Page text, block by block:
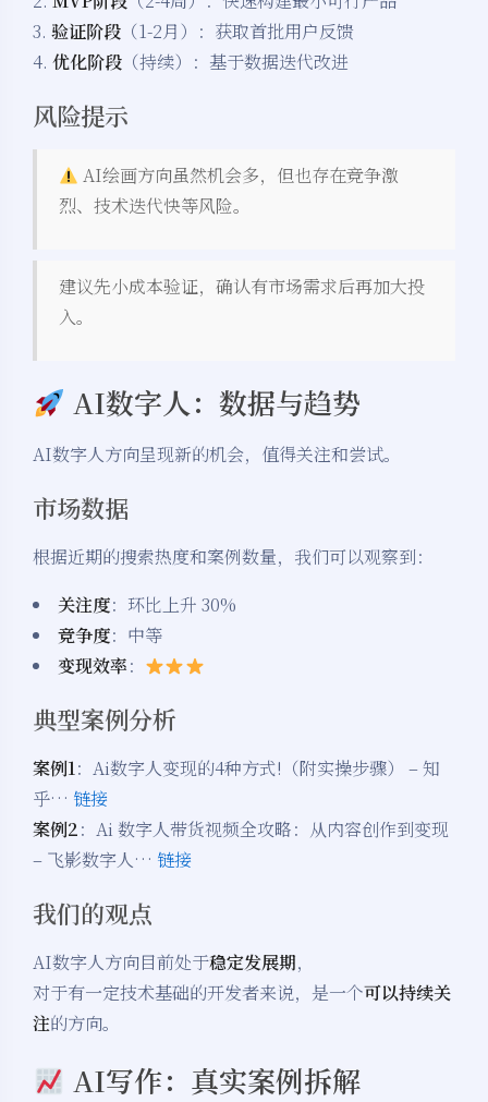
3. 验证阶段 （1-2月）：获取首批用户反馈
4. 优化阶段 （持续）：基于数据迭代改进
风险提示
AI绘画方向虽然机会多，但也存在竞争激
烈、技术迭代快等风险。
建议先小成本验证，确认有市场需求后再加大投
入。
AI数字人：数据与趋势
AI数字人方向呈现新的机会，值得关注和尝试。
市场数据
根据近期的搜索热度和案例数量，我们可以观察到：
关注度：环比上升 30%
竞争度：中等
变现效率：
典型案例分析
案例1：Ai数字人变现的4种方式!（附实操步骤） – 知
乎… 链接
案例2：Ai 数字人带货视频全攻略：从内容创作到变现
– 飞影数字人… 链接
我们的观点
AI数字人方向目前处于稳定发展期，
对于有一定技术基础的开发者来说，是一个可以持续关
注的方向。
AI写作：真实案例拆解